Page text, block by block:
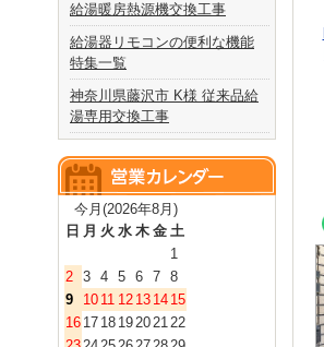
給湯暖房熱源機交換工事
給湯器リモコンの便利な機能
特集一覧
神奈川県藤沢市 K様 従来品給
湯専用交換工事
今月(2026年8月)
日 月 火 水 木 金 土
1
2 3 4 5 6 7 8
9
10 11 12 13 14 15
16 17 18 19202122